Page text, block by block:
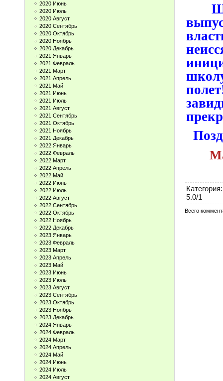
2020 Июнь
2020 Июль
2020 Август
2020 Сентябрь
2020 Октябрь
2020 Ноябрь
2020 Декабрь
2021 Январь
2021 Февраль
2021 Март
2021 Апрель
2021 Май
2021 Июнь
2021 Июль
2021 Август
2021 Сентябрь
2021 Октябрь
2021 Ноябрь
2021 Декабрь
2022 Январь
2022 Февраль
2022 Март
2022 Апрель
2022 Май
2022 Июнь
2022 Июль
2022 Август
2022 Сентябрь
2022 Октябрь
2022 Ноябрь
2022 Декабрь
2023 Январь
2023 Февраль
2023 Март
2023 Апрель
2023 Май
2023 Июнь
2023 Июль
2023 Август
2023 Сентябрь
2023 Октябрь
2023 Ноябрь
2023 Декабрь
2024 Январь
2024 Февраль
2024 Март
2024 Апрель
2024 Май
2024 Июнь
2024 Июль
2024 Август
Категория:
5.0/1
Всего